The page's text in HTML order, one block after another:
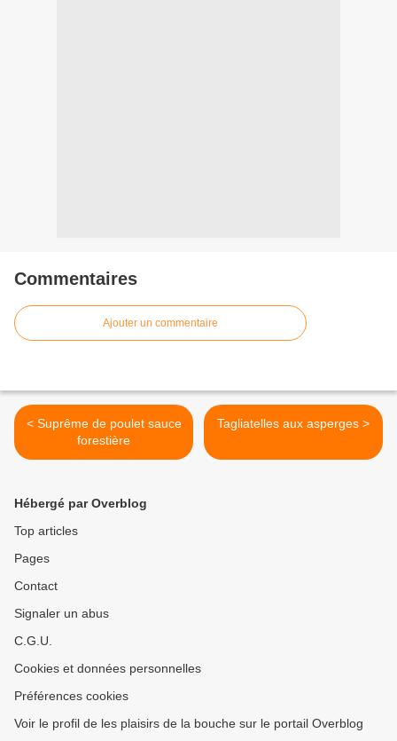
Commentaires
Ajouter un commentaire
< Suprême de poulet sauce
forestière
Tagliatelles aux asperges >
Hébergé par Overblog
Top articles
Pages
Contact
Signaler un abus
C.G.U.
Cookies et données personnelles
Préférences cookies
Voir le profil de les plaisirs de la bouche sur le portail Overblog